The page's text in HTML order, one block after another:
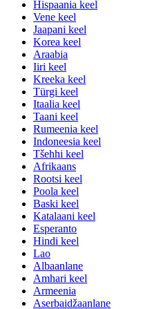
Hispaania keel
Vene keel
Jaapani keel
Korea keel
Araabia
Iiri keel
Kreeka keel
Türgi keel
Itaalia keel
Taani keel
Rumeenia keel
Indoneesia keel
Tšehhi keel
Afrikaans
Rootsi keel
Poola keel
Baski keel
Katalaani keel
Esperanto
Hindi keel
Lao
Albaanlane
Amhari keel
Armeenia
Aserbaidžaanlane